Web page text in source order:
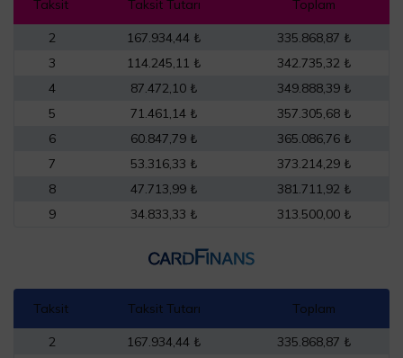
Taksit Taksit Tutarı Toplam
2 167.934,44 ₺
335.868,87 ₺
3
114.245,11 ₺
342.735,32 ₺
4
87.472,10 ₺
349.888,39 ₺
5
71.461,14 ₺
357.305,68 ₺
6
60.847,79 ₺
365.086,76 ₺
7
53.316,33 ₺
373.214,29 ₺
8
47.713,99 ₺
381.711,92 ₺
9
34.833,33 ₺ 313.500,00 ₺
Taksit Taksit Tutarı Toplam
2 167.934,44 ₺
335.868,87 ₺